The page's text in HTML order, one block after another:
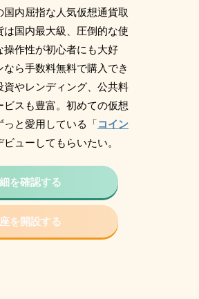
国内屈指な人気仮想通貨取
は国内最大級、圧倒的な使
操作性が初心者にも大好
ら手数料無料で購入でき
資やレンディング、公共料
ビスも豊富。初めての仮想
っと愛用している「コイン
ビューしてもらいたい。
を確認する
を開設する